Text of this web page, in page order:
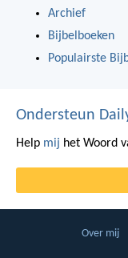
Archief
Bijbelboeken
Populairste
Ondersteun
Help mij het Woord
Over mij